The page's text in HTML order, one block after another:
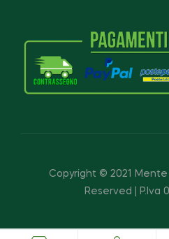
Copyright © 2021
Reserved | P.Iva